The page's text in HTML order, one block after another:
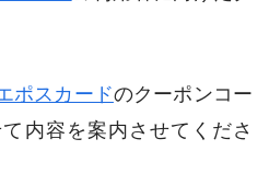
ポスカードのクーポンコー
内容を案内させてくださ